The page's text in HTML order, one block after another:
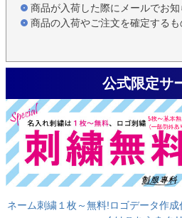
商品が入荷した際にメールでお知
商品の入荷やご注文を確定するも
公式限定サ
ネーム刺繍１枚～無料!ロゴデータ作